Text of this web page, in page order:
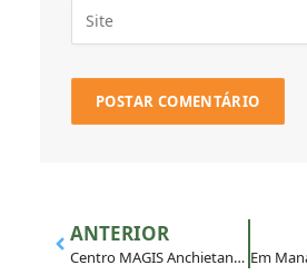
ANTERIOR
Centro MAGIS Anchietanum participa do 9° Simpósio Internacional sobre a Juventude Brasileira